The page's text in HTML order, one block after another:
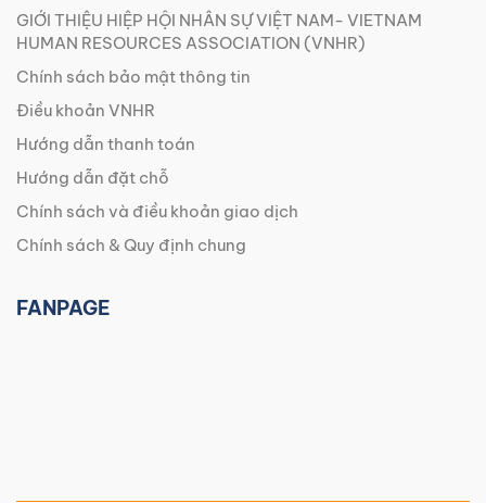
GIỚI THIỆU HIỆP HỘI NHÂN SỰ VIỆT NAM- VIETNAM
HUMAN RESOURCES ASSOCIATION (VNHR)
Chính sách bảo mật thông tin
Điều khoản VNHR
Hướng dẫn thanh toán
Hướng dẫn đặt chỗ
Chính sách và điều khoản giao dịch
Chính sách & Quy định chung
FANPAGE